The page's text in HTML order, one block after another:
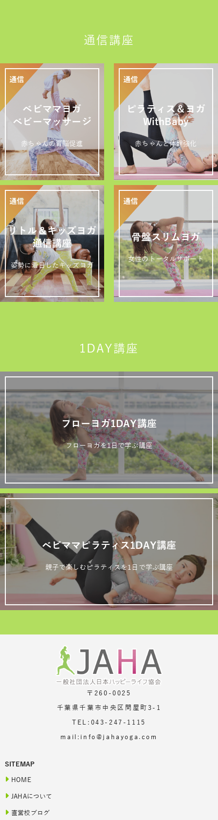
通信講座
ベビママヨガ
ベビーマッサージ
赤ちゃんの育脳促進
ピラティス＆ヨガ
WithBaby
赤ちゃんと体幹強化
リトル＆キッズヨガ
通信講座
姿勢に着目したキッズヨガ
骨盤スリムヨガ
女性のトータルサポート
1DAY講座
フローヨガ1DAY講座
フローヨガを1日で学ぶ講座
ベビママピラティス1DAY講座
親子で楽しむピラティスを1日で学ぶ講座
〒260-0025
千葉県千葉市中央区問屋町3-1
TEL:043-247-1115
mail:info@jahayoga.com
SITEMAP
HOME
JAHAについて
直営校ブログ